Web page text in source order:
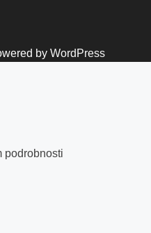
by WordPress
podrobnosti